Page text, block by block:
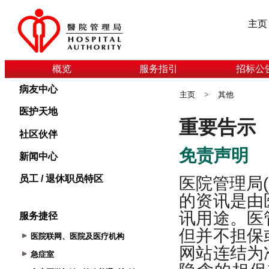
主页
概览 服务指引 招标公
病友中心
医护天地
社区伙伴
新闻中心
员工 / 退休职员特区
服务捷径
医院联网、医院及医疗机构
急症室
主页 > 其他